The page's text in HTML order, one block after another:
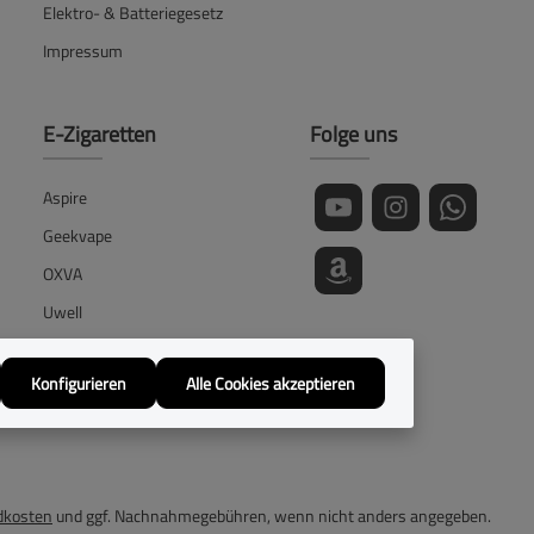
Elektro- & Batteriegesetz
Impressum
E-Zigaretten
Aspire
Geekvape
OXVA
Uwell
Voopoo
Folge uns
und ggf. Nachnahmegebühren, wenn nicht anders angegeben.
Konfigurieren Alle Cookies akzeptieren